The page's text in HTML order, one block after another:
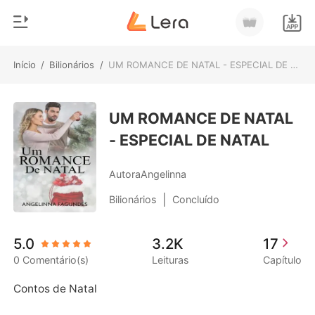
Início / Bilionários / UM ROMANCE DE NATAL - ESPECIAL DE NATAL
0
Loja
Histórico
Sair
Baixar App
Gênero
Moderno
Lobisomem
Contos
Bilionários
UM ROMANCE DE NATAL
- ESPECIAL DE NATAL
AutoraAngelinna
Bilionários Concluído
5.0
0 Comentário(s)
3.2K
Leituras
17
Capítulo
Contos de Natal